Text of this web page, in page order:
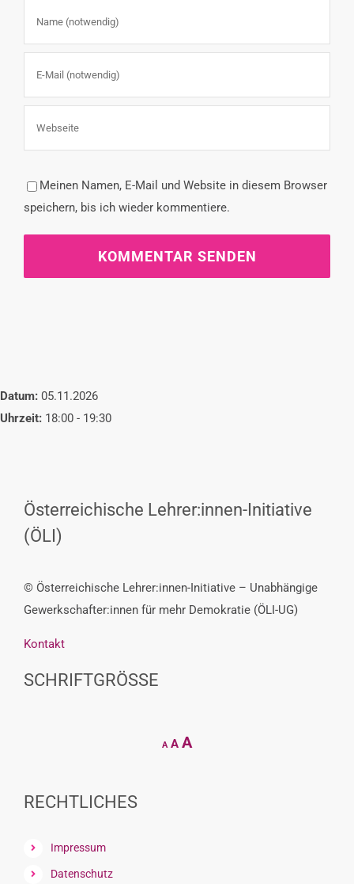
Meinen Namen, E-Mail und Website in diesem Browser
speichern, bis ich wieder kommentiere.
Datum: 05.11.2026
Uhrzeit: 18:00 - 19:30
Österreichische Lehrer:innen-Initiative
(ÖLI)
© Österreichische Lehrer:innen-Initiative – Unabhängige
Gewerkschafter:innen für mehr Demokratie (ÖLI-UG)
Kontakt
SCHRIFTGRÖSSE
A
Decrease
font
A Reset
AIncrease
RECHTLICHES
Impressum
Datenschutz